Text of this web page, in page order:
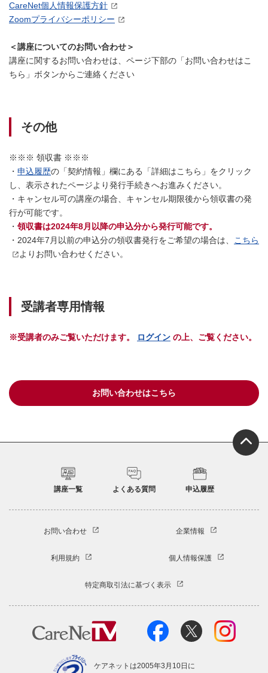
CareNet個人情報保護方針
Zoomプライバシーポリシー
＜講座についてのお問い合わせ＞
講座に関するお問い合わせは、ページ下部の「お問い合わせはこ
ちら」ボタンからご連絡ください
その他
※※※ 領収書 ※※※
・ 申込履歴の「契約情報」欄にある「詳細はこちら」をクリック
し、表示されたページより発行手続きへお進みください。
・キャンセル可の講座の場合、キャンセル期限後から領収書の発
行が可能です。
・ 領収書は2024年8月以降の申込分から発行可能です。
・2024年7月以前の申込分の領収書発行をご希望の場合は、 こちら
よりお問い合わせください。
受講者専用情報
※受講者のみご覧いただけます。 ログイン の上、ご覧ください。
お問い合わせはこちら
講座一覧 よくある質問 申込履歴
お問い合わせ 企業情報
利用規約 個人情報保護
特定商取引法に基づく表示
ケアネットは2005年3月10日に